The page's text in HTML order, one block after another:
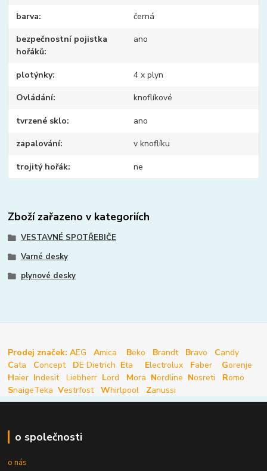
barva černá
bezpečnostní pojistka
hořáků
ano
plotýnky 4 x plyn
Ovládání knoflíkové
tvrzené sklo ano
zapalování v knoflíku
trojitý hořák ne
Zboží zařazeno v kategoriích
VESTAVNÉ SPOTŘEBIČE
Varné desky
plynové desky
Prodej značek: AEG Amica Beko Brandt Bravo Candy
Cata Concept DE Dietrich Eta Electrolux Faber Gorenje
Haier Indesit Liebherr Lord Mora Nordline Nosreti Romo
SnaigeTeka Vestrfost Whirlpool Zanussi
o společnosti
o nás